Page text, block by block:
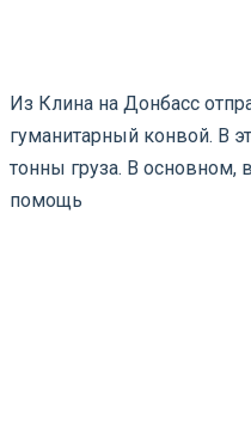
Из Клина на Донбасс
гуманитарный конвой. В
тонны груза. В основном,
помощь